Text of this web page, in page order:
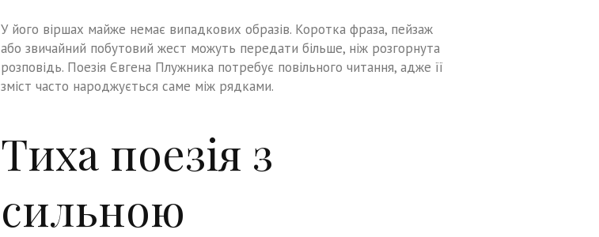
У його віршах майже немає випадкових образів. Коротка фраза, пейзаж
або звичайний побутовий жест можуть передати більше, ніж розгорнута
розповідь. Поезія Євгена Плужника потребує повільного читання, адже її
зміст часто народжується саме між рядками.
Тиха поезія з
сильною